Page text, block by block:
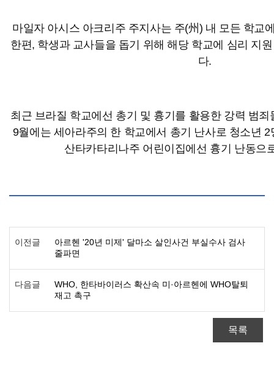
마일자 아시스 아크리주 주지사는 주(州) 내 모든 학교
한편, 학생과 교사들을 돕기 위해 해당 학교에 심리 지
다.
최근 브라질 학교에선 총기 및 흉기를 활용한 강력 범
9월에는 세아라주의 한 학교에서 총기 난사로 청소년
산타카타리나주 어린이집에선 흉기 난동으
이전글
아르헨 '20년 미제' 달마소 살인사건 부실수사 검사
줄파면
다음글
WHO, 한타바이러스 확산속 미·아르헨에 WHO탈퇴
재고 촉구
목록